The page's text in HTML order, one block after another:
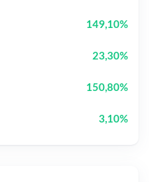
149,10%
23,30%
150,80%
3,10%